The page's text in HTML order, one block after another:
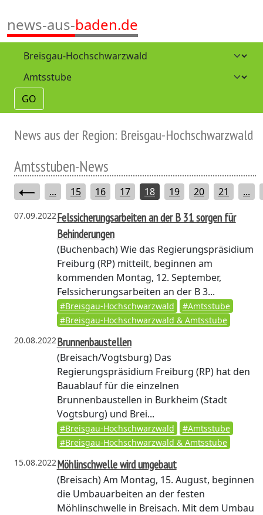
news-aus-baden.de
GO
News aus der Region: Breisgau-Hochschwarzwald
Amtsstuben-News
... 15 16 17 18 19 20 21 ...
07.09.2022Felssicherungsarbeiten an der B 31 sorgen für
Behinderungen
(Buchenbach)Wie das Regierungspräsidium
Freiburg (RP) mitteilt, beginnen am
kommenden Montag, 12. September,
Felssicherungsarbeiten an der B 3...
#Breisgau-Hochschwarzwald
#Amtsstube
#Breisgau-Hochschwarzwald & Amtsstube
20.08.2022Brunnenbaustellen
(Breisach/Vogtsburg)Das
Regierungspräsidium Freiburg (RP) hat den
Bauablauf für die einzelnen
Brunnenbaustellen in Burkheim (Stadt
Vogtsburg) und Brei...
#Breisgau-Hochschwarzwald
#Amtsstube
#Breisgau-Hochschwarzwald & Amtsstube
15.08.2022Möhlinschwelle wird umgebaut
(Breisach)Am Montag, 15. August, beginnen
die Umbauarbeiten an der festen
Möhlinschwelle in Breisach. Mit dem Umbau